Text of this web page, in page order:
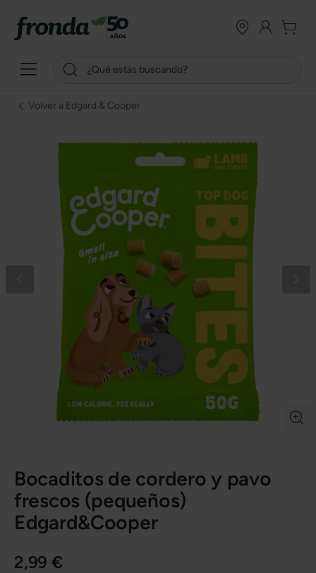
Volver a Edgard & Cooper
Bocaditos de cordero y pavo
frescos (pequeños)
Edgard&Cooper
2,99 €